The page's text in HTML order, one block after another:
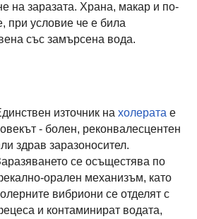
на заразата. Храна, макар и по-
при условие че е била
със замърсена вода.
източник на холерата е
- болен, реконвалесцентен
здрав заразоносител.
се осъщестява по
орален механизъм, като
вибриони се отделят с
и контаминират водата,